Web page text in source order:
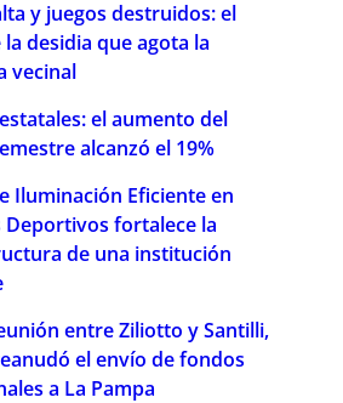
y juegos destruidos: el
la desidia que agota la
vecinal
el aumento del
alcanzó el 19%
Iluminación Eficiente en
Deportivos fortalece la
de una institución
entre Ziliotto y Santilli,
el envío de fondos
a La Pampa